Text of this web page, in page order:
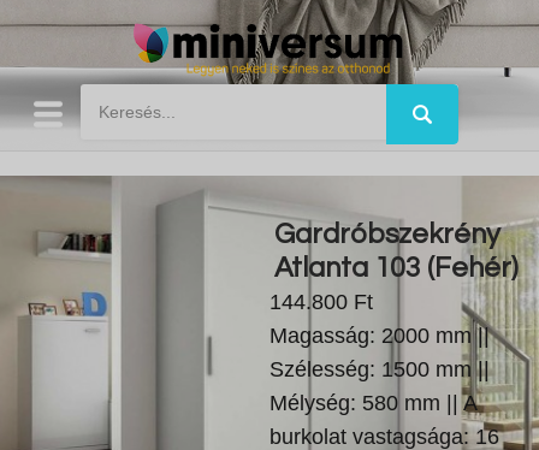
Gardróbszekrény
Atlanta 103 (Fehér)
144.800 Ft
Magasság: 2000 mm ||
Szélesség: 1500 mm ||
Mélység: 580 mm || A
burkolat vastagsága: 16